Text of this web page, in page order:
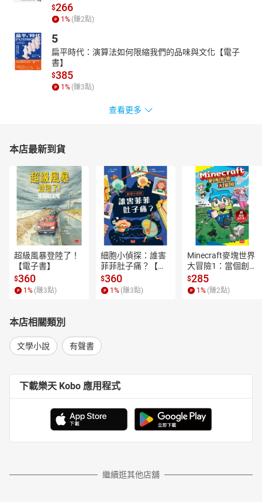
覺得自己渺小。
我就坐在那片雪坡上，看著遠方的地平線，無限遠的天邊燃起一道
火紅的霞光，群峰在天光裡一座接著一座甦醒過來。世間當然有
神，自然是神，時間是神。」──陳德政
因為天氣因素，兩位登山家最終在距頂峰四百公尺處被迫下撤，留
下懸念。但他們對攀登本質的思考，面山時的虔誠謹慎，在緊要關
頭決定回頭的理智，甚至從埡口離山時陳德政身心面臨的巨大驗，
歷程。
方生。」──陳德政
【名人推薦】
詹偉雄、呂忠翰、張元植、楊大正、鄭麗君、劉克襄、鄭宗龍、劉
梓潔 至情推薦
▲「我讀完後，內心激動不已，德政寫出的，不僅是他對生命躊躇
的一種盧梭式懺悔錄，而且是一種優美的、懸思的準山岳文學，能
激起讀者對地理、氣候、岩石、冰雪、人性……更恢宏的想像，同時
保有神祕與敬畏，而這正是台灣非虛構文學書寫裡極度真空的一
塊。能做到這裡，作家的身體得有一些詩意出竅的敏感，當然，還
有碩大的K2與喀喇崑崙。」──文化評論家詹偉雄
男、書生氣息濃厚的職業作家，不被社會消磨殆盡的靈魂，保有著
對天地萬物的渴望，面對著冰天雪地的徒步長征，跳脫舒適圈的節
奏，重新打開對大自然的對話想像，在陡峭的山壁上，嘗試與自己
環境的對應極限，明知困難也願意往前」，一趟從無到有的，真正
的冒險勇氣。」──登山家呂忠翰（阿果）
下，狼狽地走上白域營地前最後的上坡。看著表情就知道快崩潰
了，但他還是一聲都沒埋怨地挺了過來。我在那天的日誌寫下『心
理強度很不錯』的評語。
另外一種堅強。漸漸地，我跟阿果對於帶著德政從更艱苦的貢多戈
羅埡口走出來，已經沒啥疑慮了。
$266
1 % (賺2點)
5
扁平時代：演算法如何限縮我們的品味與文化【電子
書】
$385
1 % (賺3點)
查看更多
本店最新到貨
超級風暴登陸了！
【電子書】
$360
1 % (賺3點)
細胞小偵探：誰害
菲菲肚子痛？【電
子書】
$360
1 % (賺3點)
Minecraft麥塊世界
大冒險1：當個創世
神！【電子書】
$285
1 % (賺2點)
本店相關類別
文學小說 有聲書
下載樂天 Kobo 應用程式
繼續逛其他店舖